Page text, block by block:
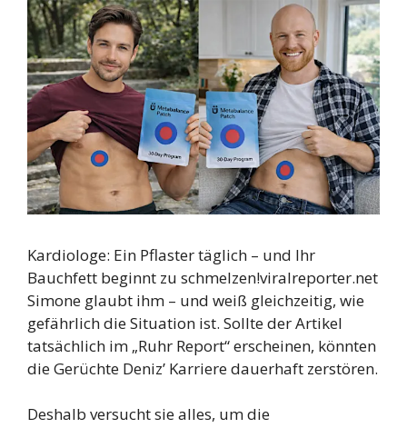
Kardiologe: Ein Pflaster täglich – und Ihr
Bauchfett beginnt zu schmelzen!viralreporter.net
Simone glaubt ihm – und weiß gleichzeitig, wie
gefährlich die Situation ist. Sollte der Artikel
tatsächlich im „Ruhr Report“ erscheinen, könnten
die Gerüchte Deniz’ Karriere dauerhaft zerstören.
Deshalb versucht sie alles, um die